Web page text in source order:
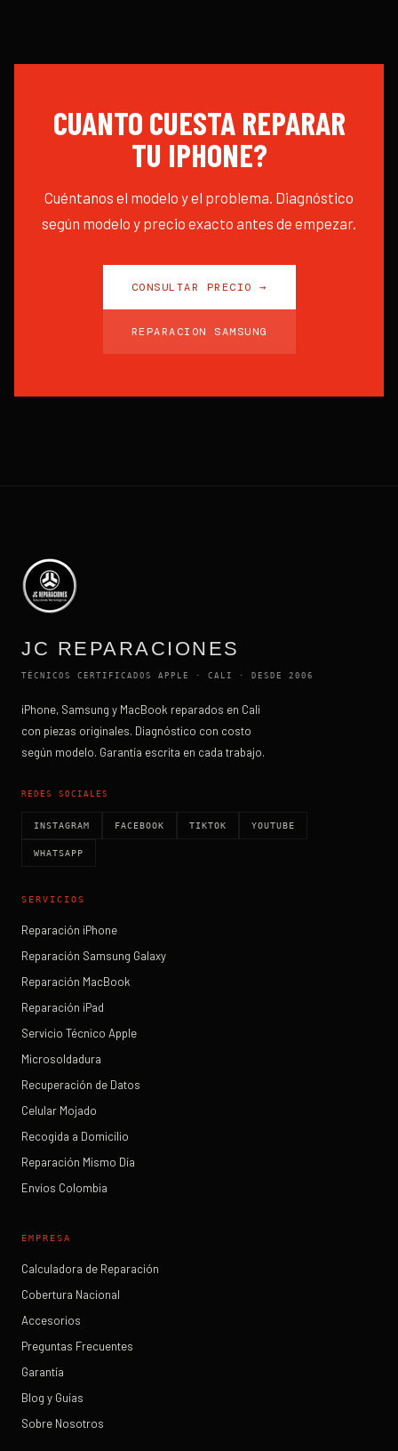
CUANTO CUESTA REPARAR
TU IPHONE?
Cuéntanos el modelo y el problema. Diagnóstico
según modelo y precio exacto antes de empezar.
CONSULTAR PRECIO →
REPARACION SAMSUNG
JC REPARACIONES
TÉCNICOS CERTIFICADOS APPLE · CALI · DESDE 2006
iPhone, Samsung y MacBook reparados en Cali
con piezas originales. Diagnóstico con costo
según modelo. Garantía escrita en cada trabajo.
REDES SOCIALES
INSTAGRAM FACEBOOK TIKTOK YOUTUBE
WHATSAPP
SERVICIOS
Reparación iPhone
Reparación Samsung Galaxy
Reparación MacBook
Reparación iPad
Servicio Técnico Apple
Microsoldadura
Recuperación de Datos
Celular Mojado
Recogida a Domicilio
Reparación Mismo Día
Envíos Colombia
EMPRESA
Calculadora de Reparación
Cobertura Nacional
Accesorios
Preguntas Frecuentes
Garantía
Blog y Guías
Sobre Nosotros